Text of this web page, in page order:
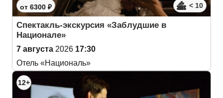
от 6300 ₽ < 10
Спектакль-экскурсия «Заблудшие в
Национале»
7 августа 2026 17:30
Отель «Националь»
12+